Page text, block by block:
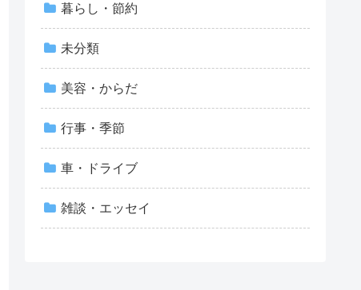
暮らし・節約
未分類
美容・からだ
行事・季節
車・ドライブ
雑談・エッセイ